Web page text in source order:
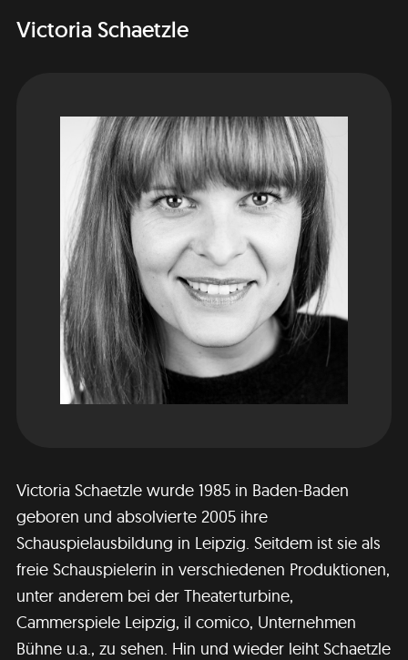
Victoria Schaetzle
Victoria Schaetzle wurde 1985 in Baden-Baden
geboren und absolvierte 2005 ihre
Schauspielausbildung in Leipzig. Seitdem ist sie als
freie Schauspielerin in verschiedenen Produktionen,
unter anderem bei der Theaterturbine,
Cammerspiele Leipzig, il comico, Unternehmen
Bühne u.a., zu sehen. Hin und wieder leiht Schaetzle